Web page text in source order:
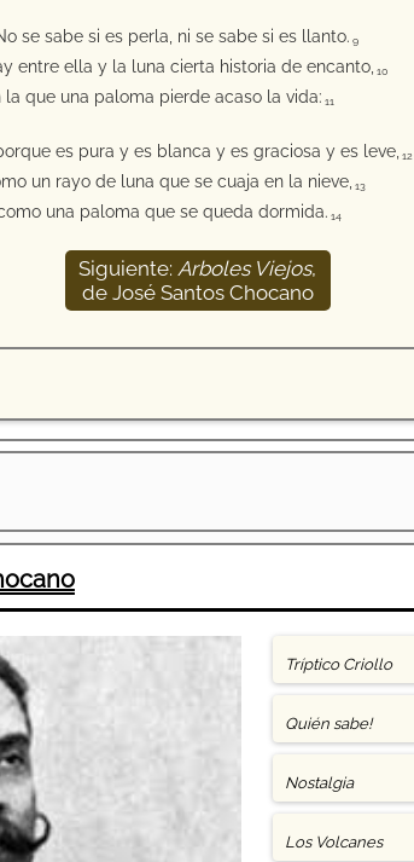
se sabe si es perla, ni se sabe si es llanto. 9
entre ella y la luna cierta historia de encanto, 10
la que una paloma pierde acaso la vida: 11
es pura y es blanca y es graciosa y es leve, 12
un rayo de luna que se cuaja en la nieve, 13
una paloma que se queda dormida. 14
Siguiente: Arboles Viejos,
de José Santos Chocano
Tríptico Criollo
Quién sabe!
Nostalgia
Los Volcanes